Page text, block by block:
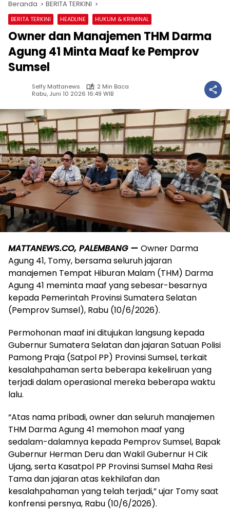
Beranda BERITA TERKINI
BERITA TERKINI HEADLINE HUKUM & KRIMINAL
Owner dan Manajemen THM Darma
Agung 41 Minta Maaf ke Pemprov
Sumsel
Selfy Mattanews
2 Min Baca
Rabu, Juni 10 2026 16:49 WIB
MATTANEWS.CO, PALEMBANG — Owner Darma
Agung 41, Tomy, bersama seluruh jajaran
manajemen Tempat Hiburan Malam (THM) Darma
Agung 41 meminta maaf yang sebesar-besarnya
kepada Pemerintah Provinsi Sumatera Selatan
(Pemprov Sumsel), Rabu (10/6/2026).
Permohonan maaf ini ditujukan langsung kepada
Gubernur Sumatera Selatan dan jajaran Satuan Polisi
Pamong Praja (Satpol PP) Provinsi Sumsel, terkait
kesalahpahaman serta beberapa kekeliruan yang
terjadi dalam operasional mereka beberapa waktu
lalu.
“Atas nama pribadi, owner dan seluruh manajemen
THM Darma Agung 41 memohon maaf yang
sedalam-dalamnya kepada Pemprov Sumsel, Bapak
Gubernur Herman Deru dan Wakil Gubernur H Cik
Ujang, serta Kasatpol PP Provinsi Sumsel Maha Resi
Tama dan jajaran atas kekhilafan dan
kesalahpahaman yang telah terjadi,” ujar Tomy saat
konfrensi persnya, Rabu (10/6/2026).